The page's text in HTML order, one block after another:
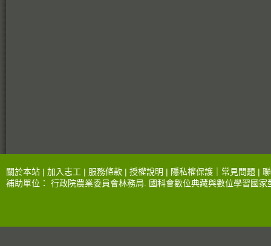
關於本站 | 加入志工 | 服務條款 | 授權說明 | 隱私權保護 常見問題 |
補助單位： 行政院農業委員會林務局 國科會數位典藏與數位學習國家